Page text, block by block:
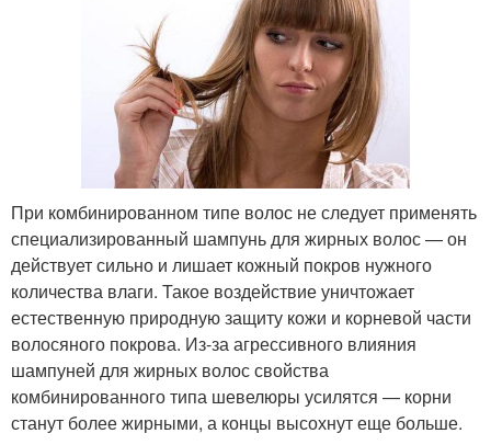
При комбинированном типе волос не следует применять
специализированный шампунь для жирных волос — он
действует сильно и лишает кожный покров нужного
количества влаги. Такое воздействие уничтожает
естественную природную защиту кожи и корневой части
волосяного покрова. Из-за агрессивного влияния
шампуней для жирных волос свойства
комбинированного типа шевелюры усилятся — корни
станут более жирными, а концы высохнут еще больше.